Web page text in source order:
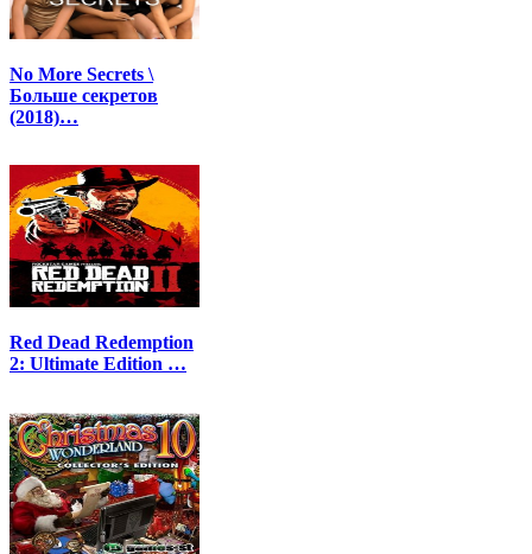
No More Secrets \
Больше секретов
(2018)…
Red Dead Redemption
2: Ultimate Edition …